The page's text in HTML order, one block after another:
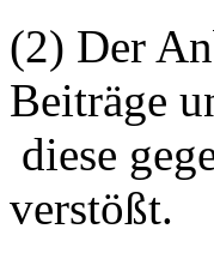
(2) Der
Beiträge
diese
verstößt.